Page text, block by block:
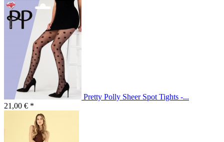
Pretty Polly Sheer Spot Tights -...
21,00 € *